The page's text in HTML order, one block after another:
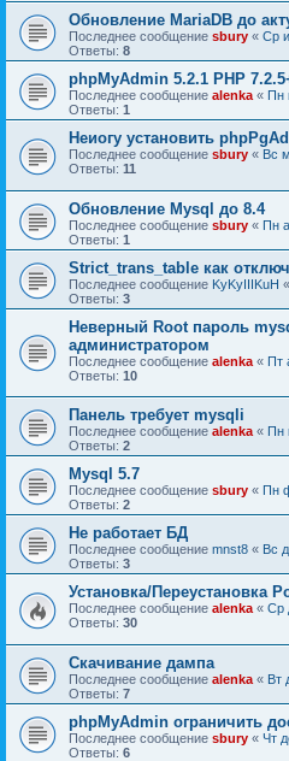
Обновление MariaDB до
Последнее сообщение sbury « Ср
Ответы: 8
phpMyAdmin 5.2.1 PHP
Последнее сообщение alenka « Пн
Ответы: 1
Неиогу установить
Последнее сообщение sbury « Вс
Ответы: 11
Обновление Mysql до 8.4
Последнее сообщение sbury « Пн
Ответы: 1
Strict_trans_table как
Последнее сообщение KyKyIIIKuH «
Ответы: 3
Неверный Root пароль
администратором
Последнее сообщение alenka « Пт
Ответы: 10
Панель требует mysqli
Последнее сообщение alenka « Пн
Ответы: 2
Mysql 5.7
Последнее сообщение sbury « Пн
Ответы: 2
Не работает БД
Последнее сообщение mnst8 « Вс
Ответы: 3
Установка/Переустановка
Последнее сообщение alenka « Ср
Ответы: 30
Скачивание дампа
Последнее сообщение alenka « Вт
Ответы: 7
phpMyAdmin ограничить
Последнее сообщение sbury « Чт
Ответы: 6